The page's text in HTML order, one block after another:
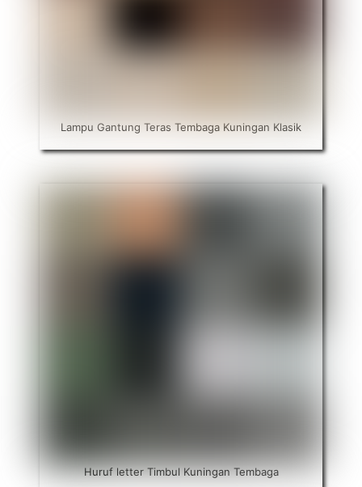
Lampu Gantung Teras Tembaga Kuningan Klasik
Huruf letter Timbul Kuningan Tembaga